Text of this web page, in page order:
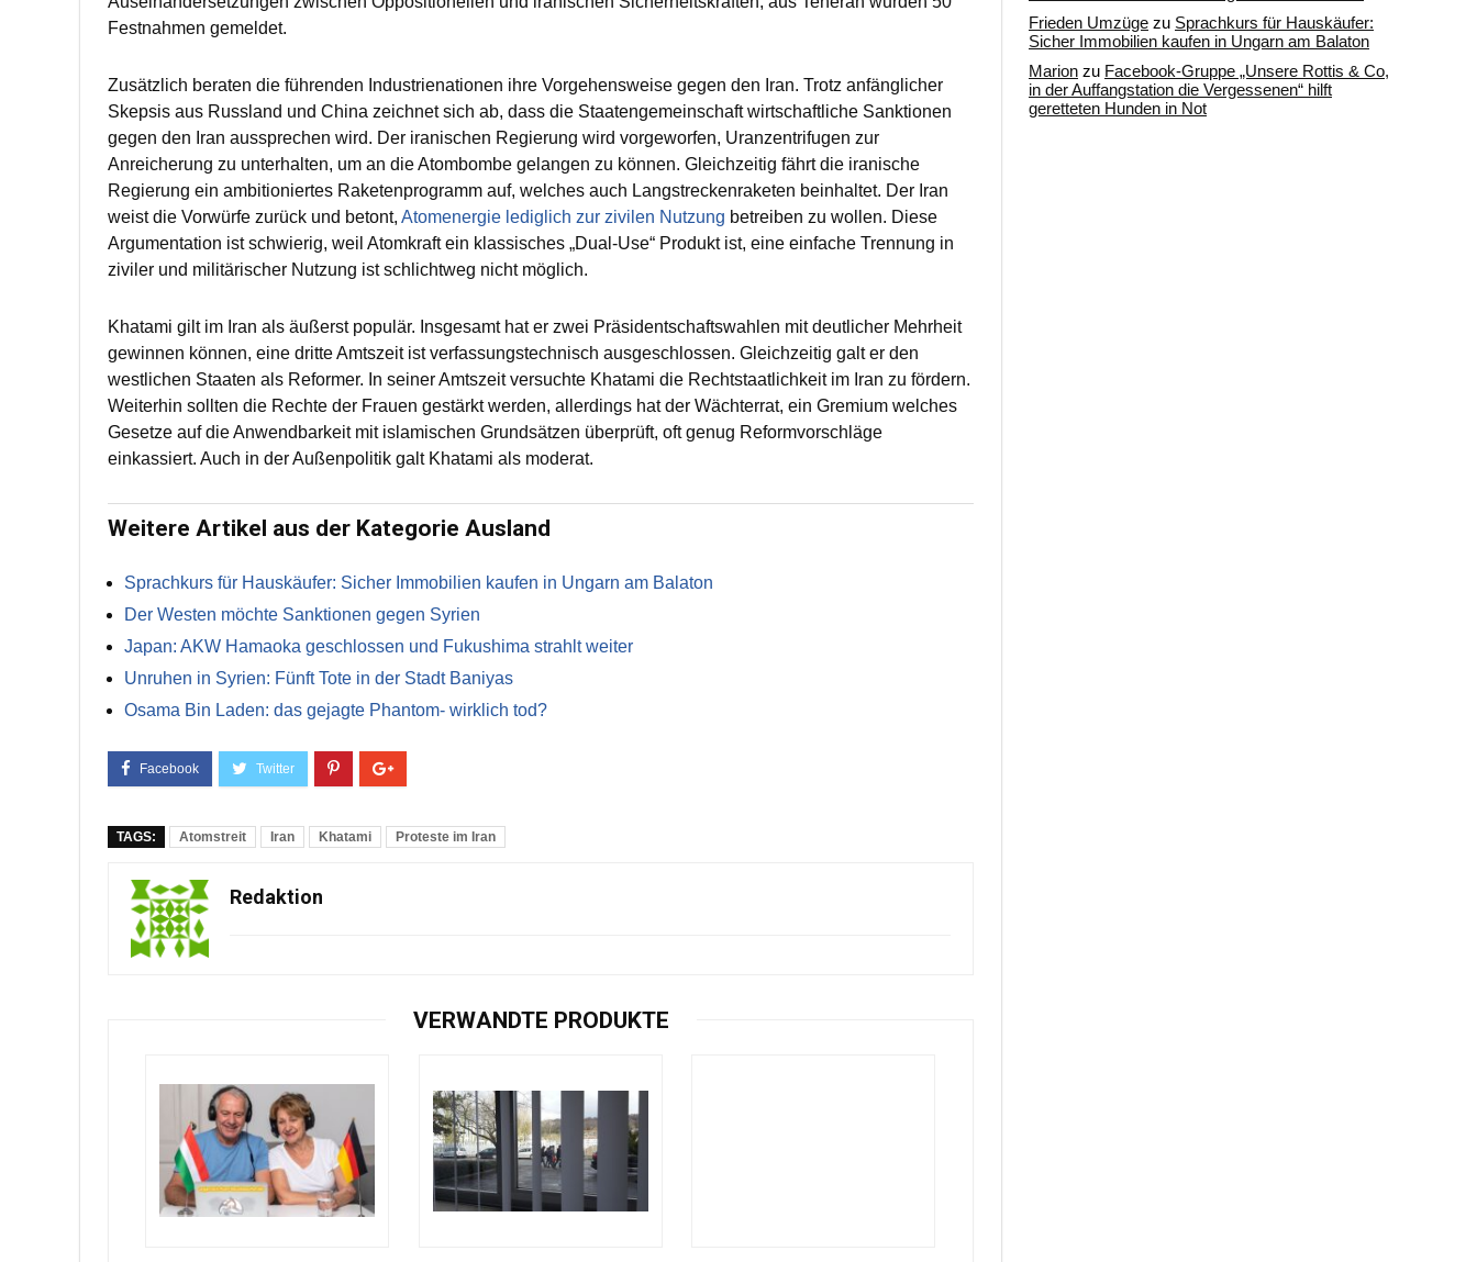
Festnahmen gemeldet.
Zusätzlich beraten die führenden Industrienationen ihre Vorgehensweise gegen den Iran. Trotz anfänglicher
Skepsis aus Russland und China zeichnet sich ab, dass die Staatengemeinschaft wirtschaftliche Sanktionen
gegen den Iran aussprechen wird. Der iranischen Regierung wird vorgeworfen, Uranzentrifugen zur
Anreicherung zu unterhalten, um an die Atombombe gelangen zu können. Gleichzeitig fährt die iranische
Regierung ein ambitioniertes Raketenprogramm auf, welches auch Langstreckenraketen beinhaltet. Der Iran
weist die Vorwürfe zurück und betont, Atomenergie lediglich zur zivilen Nutzung betreiben zu wollen. Diese
Argumentation ist schwierig, weil Atomkraft ein klassisches „Dual-Use“ Produkt ist, eine einfache Trennung in
ziviler und militärischer Nutzung ist schlichtweg nicht möglich.
Khatami gilt im Iran als äußerst populär. Insgesamt hat er zwei Präsidentschaftswahlen mit deutlicher Mehrheit
gewinnen können, eine dritte Amtszeit ist verfassungstechnisch ausgeschlossen. Gleichzeitig galt er den
westlichen Staaten als Reformer. In seiner Amtszeit versuchte Khatami die Rechtstaatlichkeit im Iran zu fördern.
Weiterhin sollten die Rechte der Frauen gestärkt werden, allerdings hat der Wächterrat, ein Gremium welches
Gesetze auf die Anwendbarkeit mit islamischen Grundsätzen überprüft, oft genug Reformvorschläge
einkassiert. Auch in der Außenpolitik galt Khatami als moderat.
Weitere Artikel aus der Kategorie Ausland
Sprachkurs für Hauskäufer: Sicher Immobilien kaufen in Ungarn am Balaton
Der Westen möchte Sanktionen gegen Syrien
Japan: AKW Hamaoka geschlossen und Fukushima strahlt weiter
Unruhen in Syrien: Fünft Tote in der Stadt Baniyas
Osama Bin Laden: das gejagte Phantom- wirklich tod?
TAGS: Atomstreit Iran Khatami Proteste im Iran
Redaktion
VERWANDTE PRODUKTE
Frieden Umzüge zu Sprachkurs für Hauskäufer:
Sicher Immobilien kaufen in Ungarn am Balaton
Marion zu Facebook-Gruppe „Unsere Rottis & Co,
in der Auffangstation die Vergessenen“ hilft
geretteten Hunden in Not